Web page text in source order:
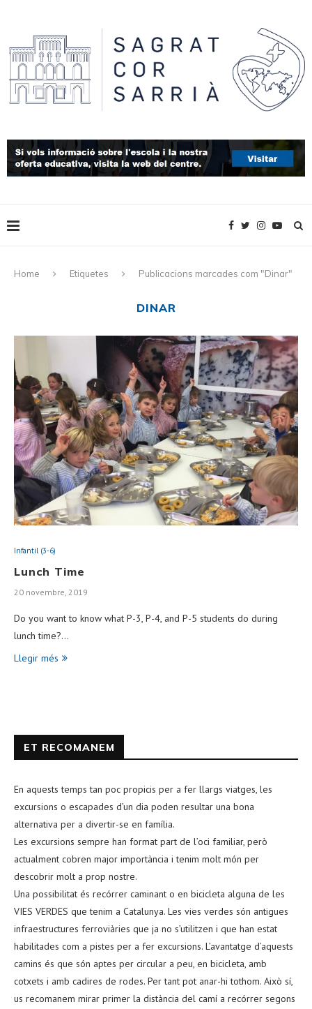
Home Etiquetes Publicacions marcades com "Dinar"
DINAR
Infantil (3-6)
Lunch Time
20 novembre, 2019
Do you want to know what P-3, P-4, and P-5 students do during
lunch time?…
Llegir més
ET RECOMANEM
En aquests temps tan poc propicis per a fer llargs viatges, les
excursions o escapades d’un dia poden resultar una bona
alternativa per a divertir-se en família.
Les excursions sempre han format part de l’oci familiar, però
actualment cobren major importància i tenim molt món per
descobrir molt a prop nostre.
Una possibilitat és recórrer caminant o en bicicleta alguna de les
VIES VERDES que tenim a Catalunya. Les vies verdes són antigues
infraestructures ferroviàries que ja no s’utilitzen i que han estat
habilitades com a pistes per a fer excursions. L’avantatge d’aquests
camins és que són aptes per circular a peu, en bicicleta, amb
cotxets i amb cadires de rodes. Per tant pot anar-hi tothom. Això sí,
us recomanem mirar primer la distància del camí a recórrer segons